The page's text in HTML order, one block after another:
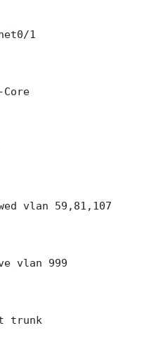
1
vlan 59,81,107
vlan 999
trunk